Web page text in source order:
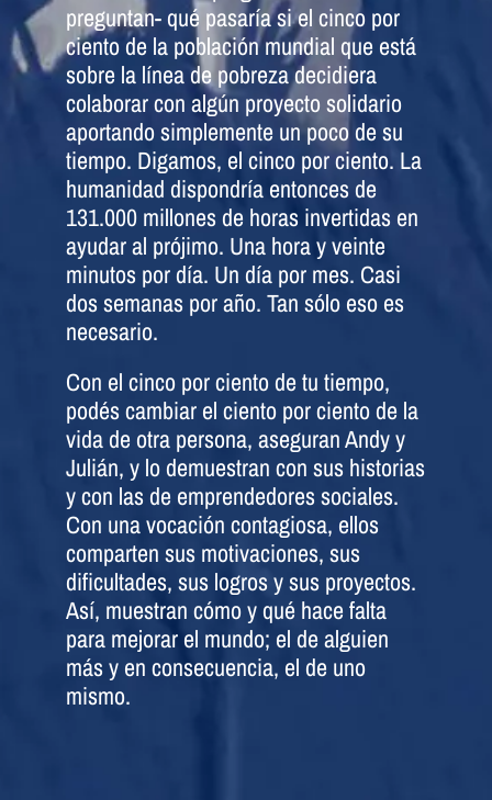
preguntan- qué pasaría si el cinco por
ciento de la población mundial que está
sobre la línea de pobreza decidiera
colaborar con algún proyecto solidario
aportando simplemente un poco de su
tiempo. Digamos, el cinco por ciento. La
humanidad dispondría entonces de
131.000 millones de horas invertidas en
ayudar al prójimo. Una hora y veinte
minutos por día. Un día por mes. Casi
dos semanas por año. Tan sólo eso es
necesario.
Con el cinco por ciento de tu tiempo,
podés cambiar el ciento por ciento de la
vida de otra persona, aseguran Andy y
Julián, y lo demuestran con sus historias
y con las de emprendedores sociales.
Con una vocación contagiosa, ellos
comparten sus motivaciones, sus
dificultades, sus logros y sus proyectos.
Así, muestran cómo y qué hace falta
para mejorar el mundo; el de alguien
más y en consecuencia, el de uno
mismo.